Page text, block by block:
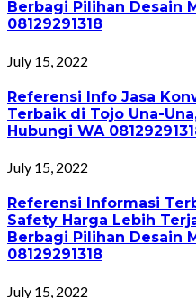
Berbagi Pilihan Desain
08129291318
July 15, 2022
Referensi Info Jasa
Terbaik di Tojo Una-
Hubungi WA
July 15, 2022
Referensi Informasi
Safety Harga Lebih
Berbagi Pilihan Desain
08129291318
July 15, 2022